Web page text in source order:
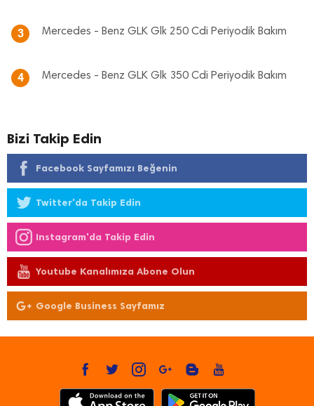
3 Mercedes - Benz GLK Glk 250 Cdi Periyodik Bakım
4 Mercedes - Benz GLK Glk 350 Cdi Periyodik Bakım
Bizi Takip Edin
Facebook Sayfamızı Beğenin
Twitter'da Takip Edin
Instagram'da Takip Edin
Youtube Kanalımıza Abone Olun
Google Business Sayfamız